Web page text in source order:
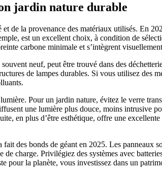
jardin nature durable
de la provenance des matériaux utilisés. En
est un excellent choix, à condition de
carbone minimale et s’intègrent
neuf, peut être trouvé dans des
de lampes durables. Si vous utilisez des
Pour un jardin nature, évitez le verre
une lumière plus douce, moins intrusive
en plus d’être esthétique, offre une
des bonds de géant en 2025. Les panneaux
de charge. Privilégiez des systèmes avec
pour la planète, vous investissez dans un